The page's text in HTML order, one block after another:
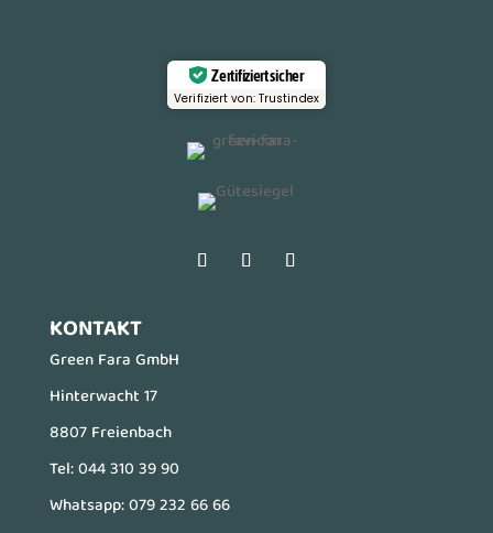
Zertifiziert sicher
Verifiziert von: Trustindex
KONTAKT
Green Fara GmbH
Hinterwacht 17
8807 Freienbach
Tel:044 310 39 90
Whatsapp:079 232 66 66